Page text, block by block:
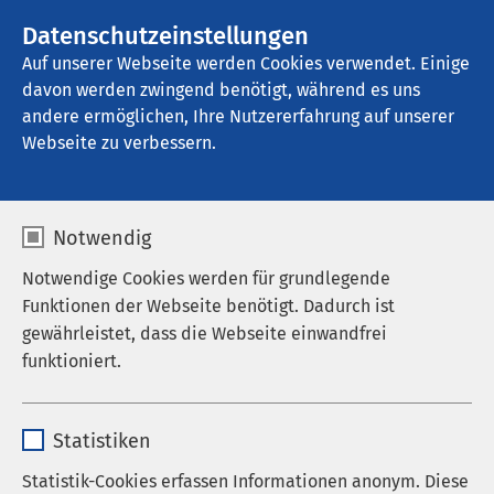
Datenschutzeinstellungen
Auf unserer Webseite werden Cookies verwendet. Einige
davon werden zwingend benötigt, während es uns
andere ermöglichen, Ihre Nutzererfahrung auf unserer
Webseite zu verbessern.
Notwendig
Notwendige Cookies werden für grundlegende
Funktionen der Webseite benötigt. Dadurch ist
gewährleistet, dass die Webseite einwandfrei
funktioniert.
Anbieter sgalinski
Statistiken
Statistik-Cookies erfassen Informationen anonym. Diese
AMEOS Hanse Klinikum Anklam
Aktuelles
Nachrichten